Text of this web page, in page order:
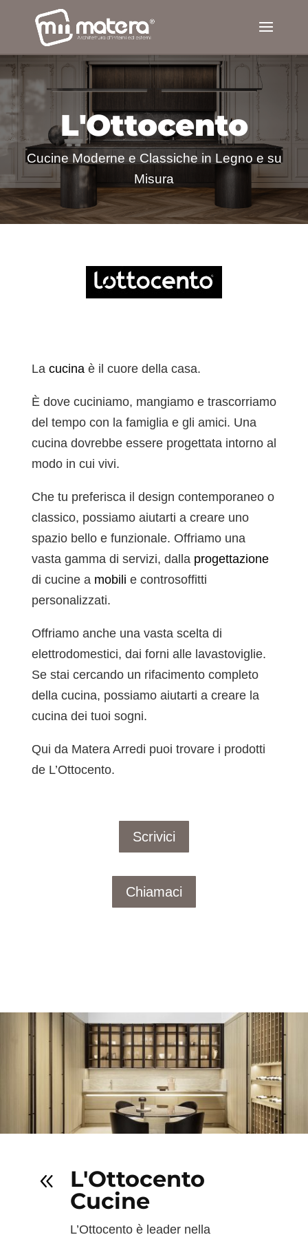
L'Ottocento
Cucine Moderne e Classiche in Legno e su
Misura
La cucinaè il cuore della casa.
È dove cuciniamo, mangiamo e trascorriamo
del tempo con la famiglia e gli amici. Una
cucina dovrebbe essere progettata intorno al
modo in cui vivi.
Che tu preferisca il design contemporaneo o
classico, possiamo aiutarti a creare uno
spazio bello e funzionale. Offriamo una
vasta gamma di servizi, dalla progettazione
di cucine a mobili e controsoffitti
personalizzati.
Offriamo anche una vasta scelta di
elettrodomestici, dai forni alle lavastoviglie.
Se stai cercando un rifacimento completo
della cucina, possiamo aiutarti a creare la
cucina dei tuoi sogni.
Qui da Matera Arredi puoi trovare i prodotti
de L’Ottocento.
Scrivici
Chiamaci
8
L'Ottocento
Cucine
L’Ottocento è leader nella